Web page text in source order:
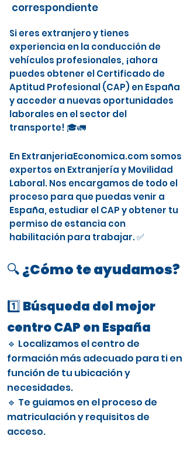
correspondiente
Si eres extranjero y tienes
experiencia en la conducción de
vehículos profesionales, ¡ahora
puedes obtener el Certificado de
Aptitud Profesional (CAP) en España
y acceder a nuevas oportunidades
laborales en el sector del
transporte! 🎓🚛
En ExtranjeriaEconomica.com somos
expertos en Extranjería y Movilidad
Laboral. Nos encargamos de todo el
proceso para que puedas venir a
España, estudiar el CAP y obtener tu
permiso de estancia con
habilitación para trabajar. ✅
🔍 ¿Cómo te ayudamos?
1️⃣ Búsqueda del mejor
centro CAP en España
🔹 Localizamos el centro de
formación más adecuado para ti en
función de tu ubicación y
necesidades.
🔹 Te guiamos en el proceso de
matriculación y requisitos de
acceso.